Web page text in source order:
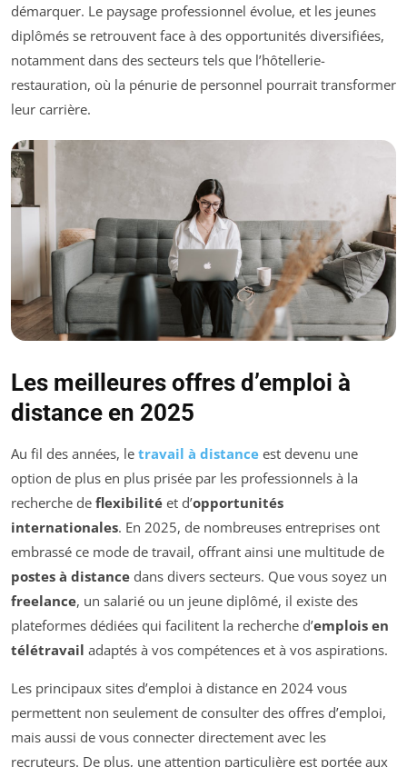
démarquer. Le paysage professionnel évolue, et les jeunes
diplômés se retrouvent face à des opportunités diversifiées,
notamment dans des secteurs tels que l’hôtellerie-
restauration, où la pénurie de personnel pourrait transformer
leur carrière.
Les meilleures offres d’emploi à
distance en 2025
Au fil des années, le travail à distance est devenu une
option de plus en plus prisée par les professionnels à la
recherche de flexibilité et d’opportunités
internationales. En 2025, de nombreuses entreprises ont
embrassé ce mode de travail, offrant ainsi une multitude de
postes à distance dans divers secteurs. Que vous soyez un
freelance, un salarié ou un jeune diplômé, il existe des
plateformes dédiées qui facilitent la recherche d’emplois en
télétravail adaptés à vos compétences et à vos aspirations.
Les principaux sites d’emploi à distance en 2024 vous
permettent non seulement de consulter des offres d’emploi,
mais aussi de vous connecter directement avec les
recruteurs. De plus, une attention particulière est portée aux